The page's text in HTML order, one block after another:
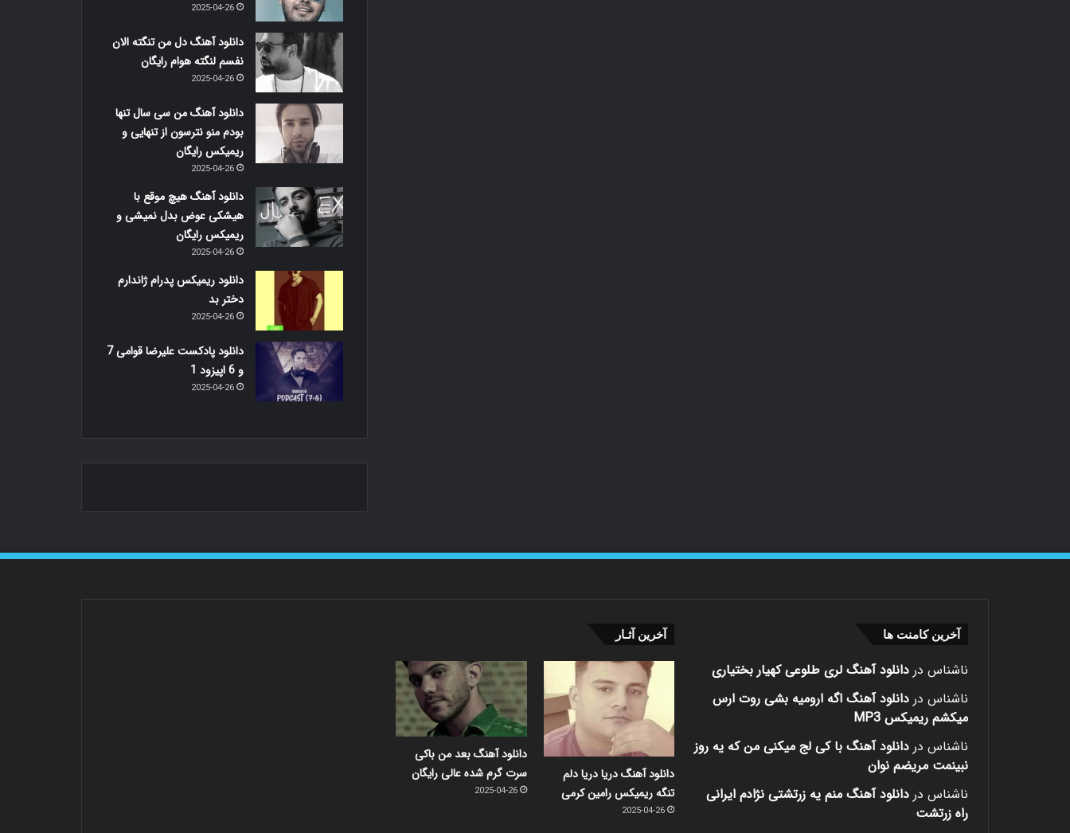
2025-04-26
دانلود آهنگ دل من تنگته الان
نفسم لنگته هوام رایگان
2025-04-26
دانلود آهنگ من سی سال تنها
بودم منو نترسون از تنهایی و
ریمیکس رایگان
2025-04-26
دانلود آهنگ هیچ موقع با
هیشکی عوض بدل نمیشی و
ریمیکس رایگان
2025-04-26
دانلود ریمیکس پدرام ژاندارم
دختر بد
2025-04-26
دانلود پادکست علیرضا قوامی 7
و 6 اپیزود 1
2025-04-26
آخرین کامنت ها
ناشناس در دانلود آهنگ لری طلوعی کهیار بختیاری
ناشناس در دانلود آهنگ اگه ارومیه بشی روت ارس
میکشم ریمیکس MP3
ناشناس در دانلود آهنگ با کی لج میکنی من که یه روز
نبینمت مریضم نوان
ناشناس در دانلود آهنگ منم یه زرتشتی نژادم ایرانی
راه زرتشت
آخرین آثـار
دانلود آهنگ دریا دریا دلم
تنگه ریمیکس رامین کرمی
2025-04-26
دانلود آهنگ بعد من باکی
سرت گرم شده عالی رایگان
2025-04-26